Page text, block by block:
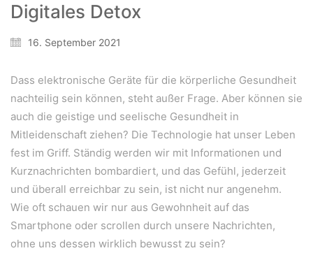
Digitales Detox
16. September 2021
Dass elektronische Geräte für die körperliche Gesundheit
nachteilig sein können, steht außer Frage. Aber können sie
auch die geistige und seelische Gesundheit in
Mitleidenschaft ziehen? Die Technologie hat unser Leben
fest im Griff. Ständig werden wir mit Informationen und
Kurznachrichten bombardiert, und das Gefühl, jederzeit
und überall erreichbar zu sein, ist nicht nur angenehm.
Wie oft schauen wir nur aus Gewohnheit auf das
Smartphone oder scrollen durch unsere Nachrichten,
ohne uns dessen wirklich bewusst zu sein?